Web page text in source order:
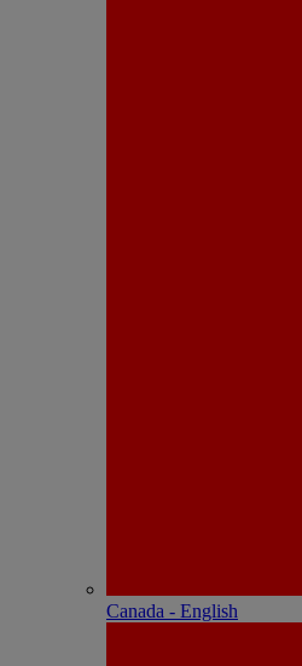
Canada - English